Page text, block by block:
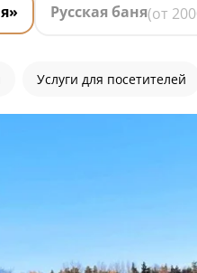
Русская баня(от
Услуги для посетителей